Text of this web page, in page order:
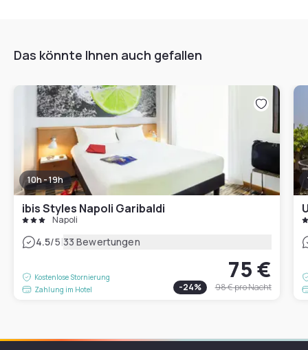
Das könnte Ihnen auch gefallen
10h - 19h
ibis Styles Napoli Garibaldi
Napoli
4.5/5|33 Bewertungen
Kostenlose Stornierung
Zahlung im Hotel
75 €
-24% 98 €pro Nacht